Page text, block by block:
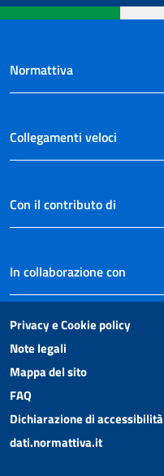
Normattiva
Collegamenti veloci
Con il contributo di
In collaborazione con
Privacy e Cookie policy
Note legali
Mappa del sito
FAQ
Dichiarazione di accessibilità
dati.normattiva.it